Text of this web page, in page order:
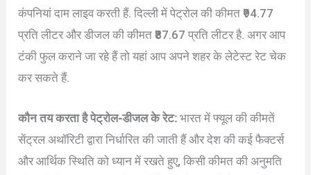
कंपनियां दाम लाइव करती हैं. दिल्ली में पेट्रोल की कीमत ₹94.77
प्रति लीटर और डीजल की कीमत ₹87.67 प्रति लीटर है. अगर आप
टंकी फुल कराने जा रहे हैं तो यहां आप अपने शहर के लेटेस्ट रेट चेक
कर सकते हैं.
कौन तय करता है पेट्रोल-डीजल के रेट: भारत में फ्यूल की कीमतें
सेंट्रल अथॉरिटी द्वारा निर्धारित की जाती हैं और देश की कई फैक्टर्स
और आर्थिक स्थिति को ध्यान में रखते हुए, किसी कीमत की अनुमति